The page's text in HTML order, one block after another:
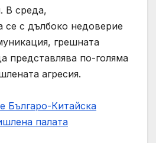
В среда,
се с дълбоко недоверие
грешната
представлява по-голяма
агресия.
Българо-Китайска
палaта